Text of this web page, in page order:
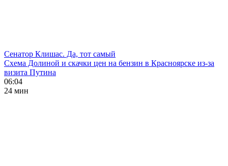
Сенатор Клишас. Да, тот самый
Схема Долиной и скачки цен на бензин в Красноярске из-за
визита Путина
06:04
24 мин